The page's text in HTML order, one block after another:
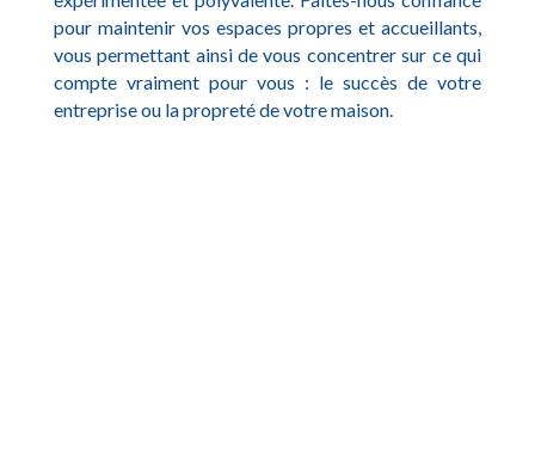
pour maintenir vos espaces propres et accueillants,
vous permettant ainsi de vous concentrer sur ce qui
compte vraiment pour vous : le succès de votre
entreprise ou la propreté de votre maison.